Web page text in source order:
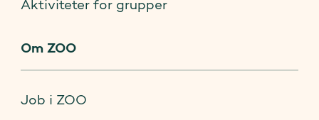
Aktiviteter for grupper
Om ZOO
Job i ZOO